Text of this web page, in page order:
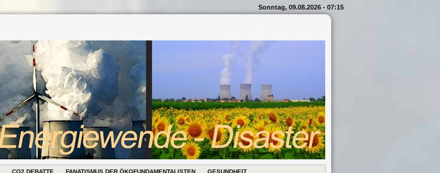
Sonntag, 09.08.2026 - 07:15
CO2 DEBATTE FANATISMUS DER ÖKOFUNDAMENTALISTEN
GESUNDHEIT